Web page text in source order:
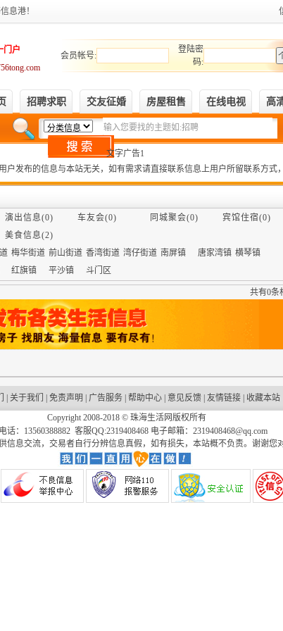
息港！
门户
会员帐号:
登陆密
码:
招聘求职 交友征婚 房屋租售 在线电视 高
接联系信息上用户所留联系方式，交易自己审辨真假，如有损失，本站
文字广告1
发布的信息与本站无关，如有需求请直接联系信息上用户所留联系方式
演出信息(0) 车友会(0) 同城聚会(0)
宾馆住宿(0)
美食信息(2)
梅华街道 前山街道 香湾街道 湾仔街道 南屏镇 唐家湾镇 横琴镇
红旗镇 平沙镇 斗门区
共有0条
关于我们 免责声明 广告服务 帮助中心 意见反馈 友情链接
收藏本站
Copyright 2008-2018 © 珠海生活网版权所有
话：13560388882 客服QQ:2319408468 电子邮箱：2319408468@qq.com
信息交流，交易者自行分辨信息真假，如有损失，本站概不负责。谢谢您